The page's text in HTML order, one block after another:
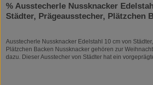
% Ausstecherle Nussknacker
Städter, Prägeausstecher, Plätzchen
Ausstecherle Nussknacker Edelstahl 10 cm von
Plätzchen Backen Nussknacker gehören zur Weihnachtsdekoration einfach
dazu. Dieser Ausstecher von Städter hat ein